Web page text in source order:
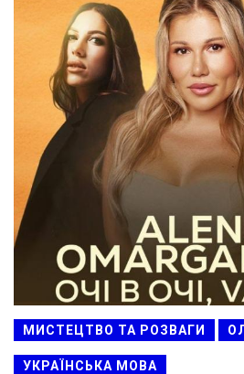
МИСТЕЦТВО ТА РОЗВАГИ
УКРАЇНСЬКА МОВА